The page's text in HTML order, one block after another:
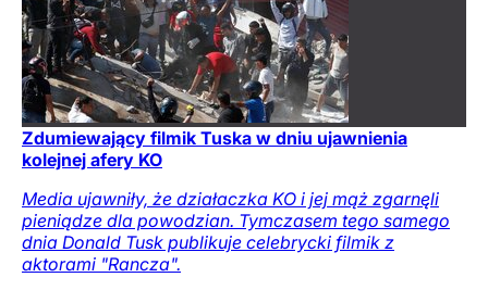
Zdumiewający filmik Tuska w dniu ujawnienia
kolejnej afery KO
Media ujawniły, że działaczka KO i jej mąż zgarnęli
pieniądze dla powodzian. Tymczasem tego samego
dnia Donald Tusk publikuje celebrycki filmik z
aktorami "Rancza".